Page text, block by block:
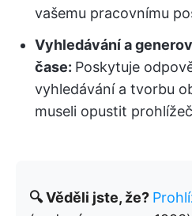
vašemu pracovnímu
Vyhledávání a
čase: Poskytuje
vyhledávání a tvorbu
museli opustit prohlížeč
🔍 Věděli jste, že?